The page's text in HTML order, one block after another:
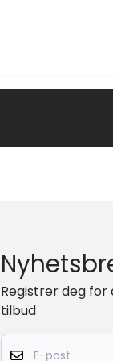
Registrer deg
tilbud
E-post